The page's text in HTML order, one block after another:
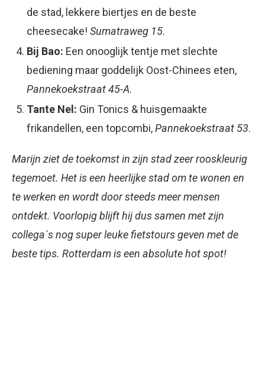
de stad, lekkere biertjes en de beste
cheesecake! Sumatraweg 15.
Bij Bao: Een onooglijk tentje met slechte
bediening maar goddelijk Oost-Chinees eten,
Pannekoekstraat 45-A.
Tante Nel: Gin Tonics & huisgemaakte
frikandellen, een topcombi,Pannekoekstraat 53.
Marijn ziet de toekomst in zijn stad zeer rooskleurig
tegemoet. Het is een heerlijke stad om te wonen en
te werken en wordt door steeds meer mensen
ontdekt. Voorlopig blijft hij dus samen met zijn
collega´s nog super leuke fietstours geven met de
beste tips. Rotterdam is een absolute hot spot!